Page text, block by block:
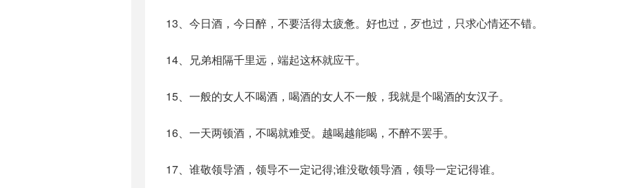
13、今日酒，今日醉，不要活得太疲惫。好也过，歹也过，只求心情还不错。
14、兄弟相隔千里远，端起这杯就应干。
15、一般的女人不喝酒，喝酒的女人不一般，我就是个喝酒的女汉子。
16、一天两顿酒，不喝就难受。越喝越能喝，不醉不罢手。
17、谁敬领导酒，领导不一定记得;谁没敬领导酒，领导一定记得谁。